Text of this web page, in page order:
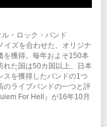
・ロック・バンド
イズを合わせた、オリジナ
を獲得。毎年およそ150本
れた国は50カ国以上、日本
スを獲得したバンドの1つ
のライブバンドの一つと評
For Hell』が16年10月